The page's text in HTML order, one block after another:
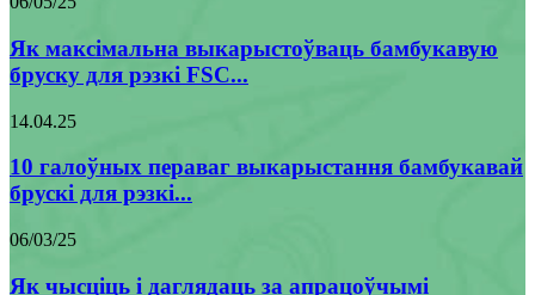
Як максімальна выкарыстоўваць бамбукавую
бруску для рэзкі FSC...
14.04.25
10 галоўных пераваг выкарыстання бамбукавай
брускі для рэзкі...
06/03/25
Як чысціць і даглядаць за апрацоўчымі